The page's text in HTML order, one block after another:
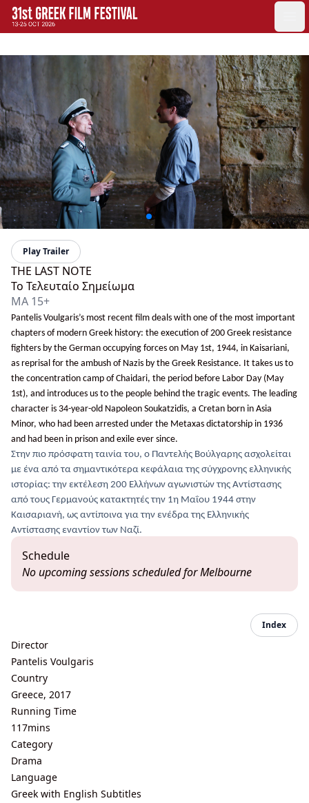
GFF
Greek Film Festival:
Play Trailer
THE LAST NOTE
Το Τελευταίο Σημείωμα
MA 15+
Pantelis Voulgaris’s most recent film deals with one of the most important
chapters of modern Greek history: the execution of 200 Greek resistance
fighters by the German occupying forces on May 1st, 1944, in Kaisariani,
as reprisal for the ambush of Nazis by the Greek Resistance. It takes us to
the concentration camp of Chaidari, the period before Labor Day (May
1st), and introduces us to the people behind the tragic events. The leading
character is 34-year-old Napoleon Soukatzidis, a Cretan born in Asia
Minor, who had been arrested under the Metaxas dictatorship in 1936
and had been in prison and exile ever since.
Στην πιο πρόσφατη ταινία του, ο Παντελής Βούλγαρης ασχολείται
με ένα από τα σημαντικότερα κεφάλαια της σύγχρονης ελληνικής
ιστορίας: την εκτέλεση 200 Ελλήνων αγωνιστών της Aντίστασης
από τους Γερμανούς κατακτητές την 1η Μαΐου 1944 στην
Καισαριανή, ως αντίποινα για την ενέδρα της Ελληνικής
Αντίστασης εναντίον των Ναζί.
Schedule
No upcoming sessions scheduled for Melbourne
Index
Director
Pantelis Voulgaris
Country
Greece, 2017
Running Time
117mins
Category
Drama
Language
Greek with English Subtitles